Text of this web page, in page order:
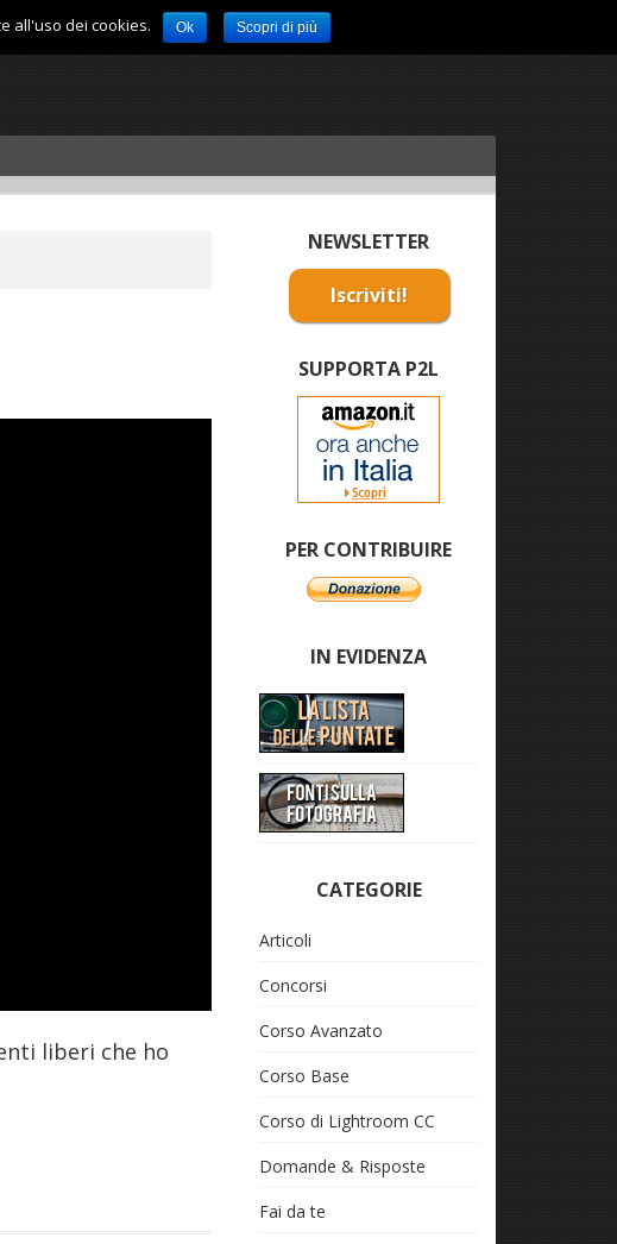
liberi che ho
NEWSLETTER
Iscriviti!
SUPPORTA P2L
PER CONTRIBUIRE
IN EVIDENZA
CATEGORIE
Articoli
Concorsi
Corso Avanzato
Corso Base
Corso di Lightroom CC
Domande & Risposte
Fai da te
all'uso dei cookies. Ok Scopri di più